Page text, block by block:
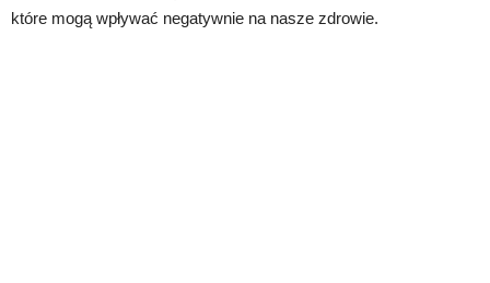
które mogą wpływać negatywnie na nasze zdrowie.